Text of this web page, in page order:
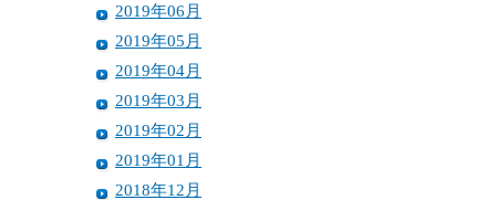
2019年06月
2019年05月
2019年04月
2019年03月
2019年02月
2019年01月
2018年12月